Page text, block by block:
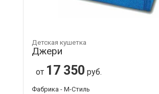
Детская кушетка
Джери
от 17 350 руб.
Фабрика - М-Стиль